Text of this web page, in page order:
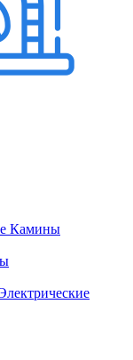
Камины